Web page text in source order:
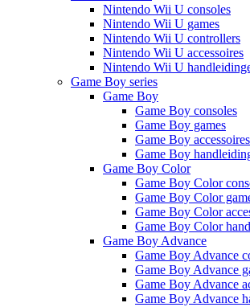
Nintendo Wii U consoles
Nintendo Wii U games
Nintendo Wii U controllers
Nintendo Wii U accessoires
Nintendo Wii U
Game Boy series
Game Boy
Game Boy consoles
Game Boy games
Game Boy accessoires
Game Boy
Game Boy Color
Game Boy Color
Game Boy Color
Game Boy Color
Game Boy Color
Game Boy Advance
Game Boy Advance
Game Boy Advance
Game Boy Advance
Game Boy Advance